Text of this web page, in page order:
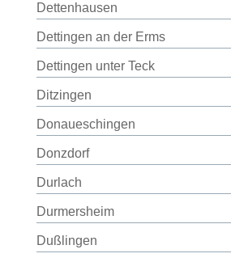
Dettenhausen
Dettingen an der Erms
Dettingen unter Teck
Ditzingen
Donaueschingen
Donzdorf
Durlach
Durmersheim
Dußlingen